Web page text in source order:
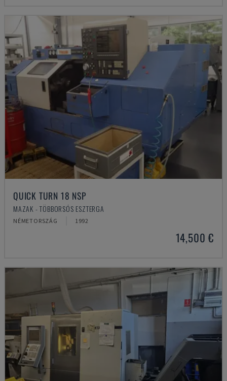
QUICK TURN 18 NSP
MAZAK - TÖBBORSÓS ESZTERGA
NÉMETORSZÁG 1992
14,500 €